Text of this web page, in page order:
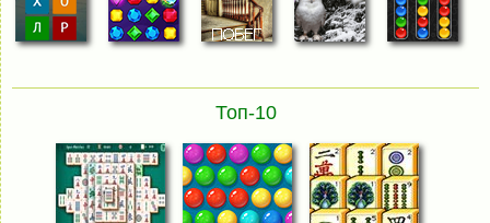
Топ-10